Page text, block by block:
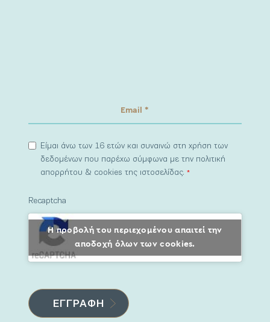
Είμαι άνω των 16 ετών και συναινώ στη χρήση των
δεδομένων που παρέχω σύμφωνα με την πολιτική
απορρήτου & cookies της ιστοσελίδας.*
Recaptcha
Η προβολή του περιεχομένου απαιτεί την
αποδοχή όλων των cookies.